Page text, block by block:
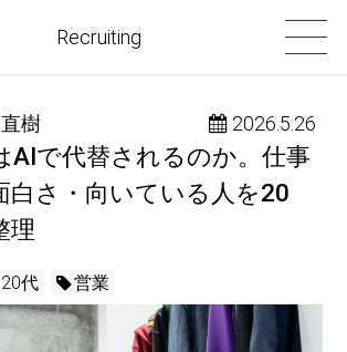
Recruiting
樹 2026.5.26
AIで代替されるのか。仕事
白さ・向いている人を20
理
20代 営業